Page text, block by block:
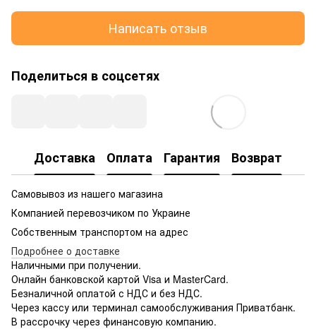
Написать отзыв
Поделиться в соцсетях
Доставка Оплата Гарантия Возврат
Самовывоз из нашего магазина
Компанией перевозчиком по Украине
Собственным транспортом на адрес
Подробнее о доставке
Наличными при получении.
Онлайн банковской картой Visa и MasterCard.
Безналичной оплатой с НДС и без НДС.
Через кассу или терминал самообслуживания Приватбанк.
В рассрочку через финансовую компанию.